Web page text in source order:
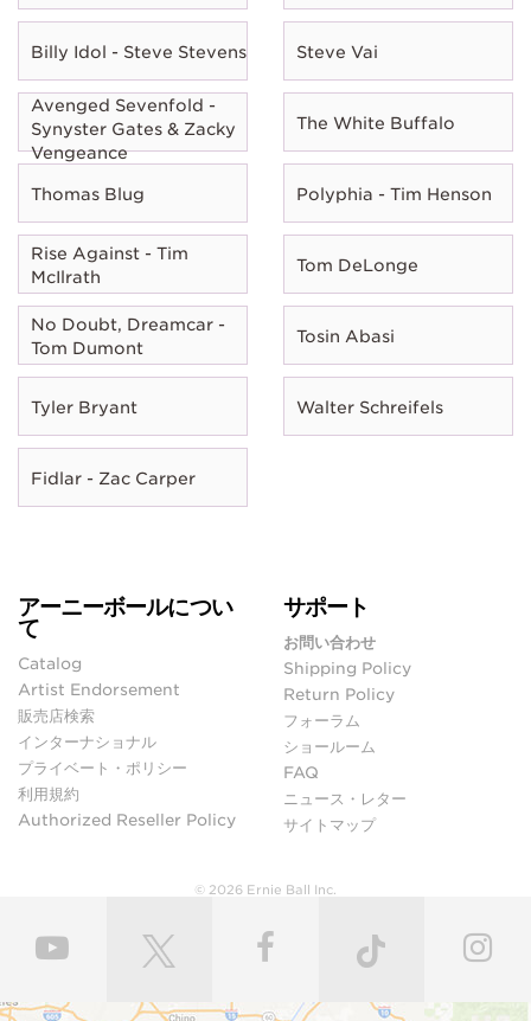
Billy Idol - Steve Stevens Steve Vai
Avenged Sevenfold -
Synyster Gates & Zacky
Vengeance
The White Buffalo
Thomas Blug Polyphia - Tim Henson
Rise Against - Tim
McIlrath
Tom DeLonge
No Doubt, Dreamcar -
Tom Dumont
Tosin Abasi
Tyler Bryant Walter Schreifels
Fidlar - Zac Carper
アーニーボールについ
て
Catalog
Artist Endorsement
販売店検索
インターナショナル
プライベート・ポリシー
利用規約
Authorized Reseller Policy
サポート
お問い合わせ
Shipping Policy
Return Policy
フォーラム
ショールーム
FAQ
ニュース・レター
サイトマップ
© 2026 Ernie Ball Inc.